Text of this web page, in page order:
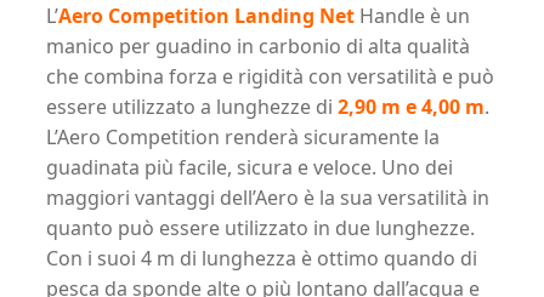
L’Aero Competition Landing NetHandle è un
manico per guadino in carbonio di alta qualità
che combina forza e rigidità con versatilità e può
essere utilizzato a lunghezze di 2,90 m e 4,00 m.
L’Aero Competition renderà sicuramente la
guadinata più facile, sicura e veloce. Uno dei
maggiori vantaggi dell’Aero è la sua versatilità in
quanto può essere utilizzato in due lunghezze.
Con i suoi 4 m di lunghezza è ottimo quando di
pesca da sponde alte o più lontano dall’acqua e